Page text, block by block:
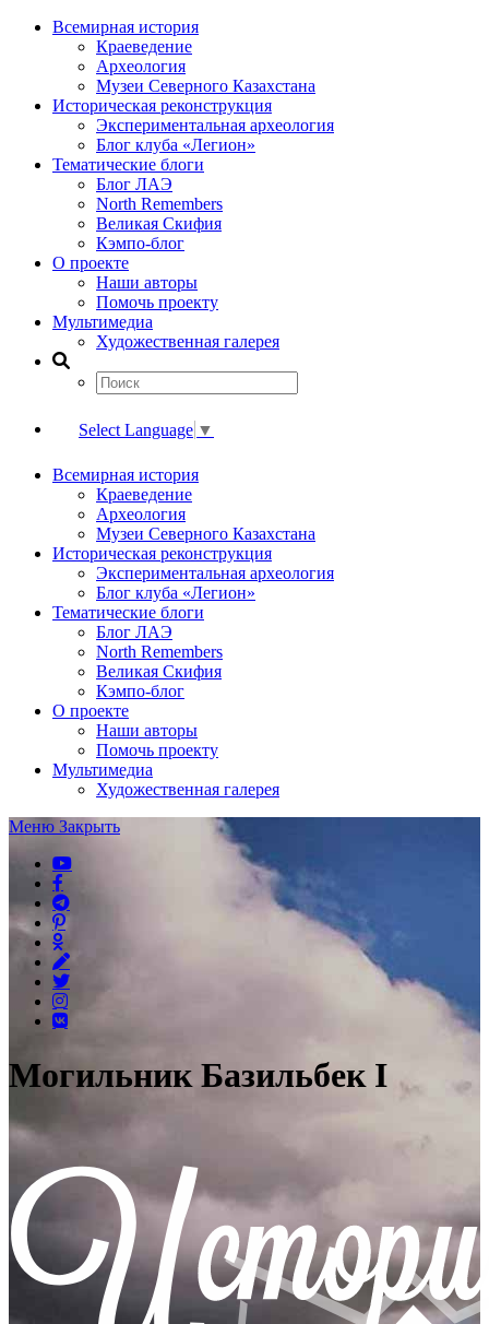
Всемирная история
Краеведение
Археология
Музеи Северного Казахстана
Историческая реконструкция
Экспериментальная археология
Блог клуба «Легион»
Тематические блоги
Блог ЛАЭ
North Remembers
Великая Скифия
Кэмпо-блог
О проекте
Наши авторы
Помочь проекту
Мультимедиа
Художественная галерея
Select Language ▼
Всемирная история
Краеведение
Археология
Музеи Северного Казахстана
Историческая реконструкция
Экспериментальная археология
Блог клуба «Легион»
Тематические блоги
Блог ЛАЭ
North Remembers
Великая Скифия
Кэмпо-блог
О проекте
Наши авторы
Помочь проекту
Мультимедиа
Художественная галерея
Меню Закрыть
Могильник Базильбек I